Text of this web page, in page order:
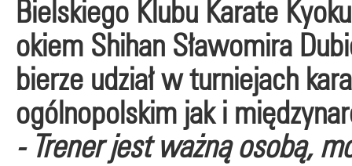
Bielskiego Klubu Karate
okiem Shihan Sławomira
bierze udział w turniejach
ogólnopolskim jak i
- Trener jest ważną osobą,